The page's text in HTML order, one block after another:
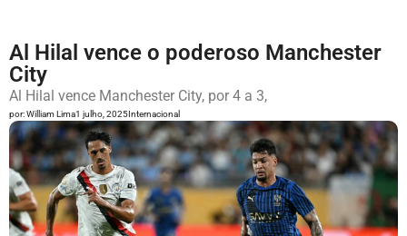
Al Hilal vence o poderoso Manchester
City
Al Hilal vence Manchester City, por 4 a 3,
por:William Lima1 julho, 2025 Internacional